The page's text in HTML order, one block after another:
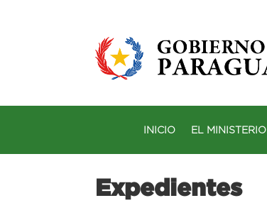
INICIO EL MINISTERIO
Expedientes